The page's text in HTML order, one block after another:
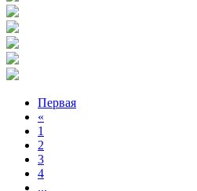
Первая
«
1
2
3
4
...